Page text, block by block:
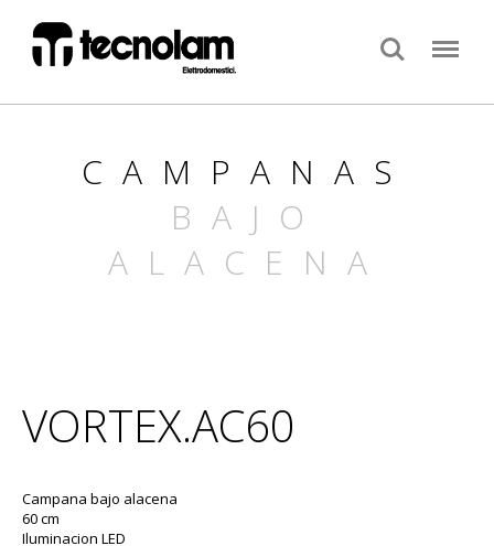
Search Menu
CAMPANAS
BAJO
ALACENA
VORTEX.AC60
Campana bajo alacena
60 cm
Iluminacion LED